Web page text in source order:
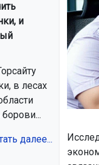
и
в лесах
далее...